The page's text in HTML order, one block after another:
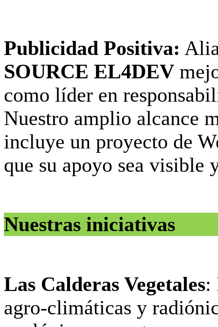
Publicidad Positiva:
SOURCE EL4DEV
como líder en
Nuestro amplio alcance
incluye un proyecto de
que su apoyo sea visible
Nuestras iniciativas
Las Calderas Vegetales:
agro-climáticas y